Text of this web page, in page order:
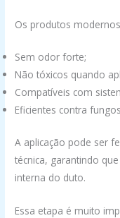
Os produtos
Sem odor forte;
Não tóxicos quando
Compatíveis com
Eficientes contra
A aplicação pode ser
técnica, garantindo
interna do duto.
Essa etapa é muito